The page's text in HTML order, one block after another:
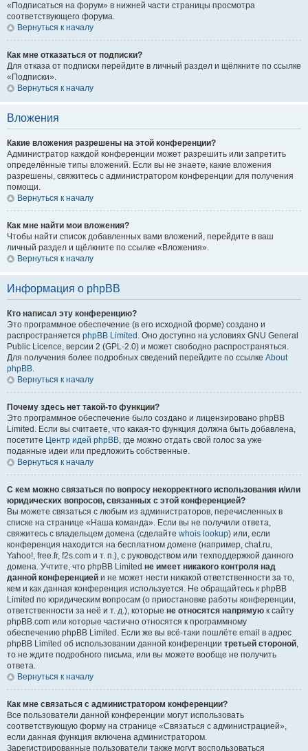
«Подписаться на форум» в нижней части страницы просмотра
соответствующего форума.
Вернуться к началу
Как мне отказаться от подписки?
Для отказа от подписки перейдите в личный раздел и щёлкните по ссылке
«Подписки».
Вернуться к началу
Вложения
Какие вложения разрешены на этой конференции?
Администратор каждой конференции может разрешить или запретить
определённые типы вложений. Если вы не знаете, какие вложения
разрешены, свяжитесь с администратором конференции для получения
помощи.
Вернуться к началу
Как мне найти мои вложения?
Чтобы найти список добавленных вами вложений, перейдите в ваш
личный раздел и щёлкните по ссылке «Вложения».
Вернуться к началу
Информация о phpBB
Кто написал эту конференцию?
Это программное обеспечение (в его исходной форме) создано и
распространяется phpBB Limited . Оно доступно на условиях GNU General
Public Licence, версии 2 (GPL-2.0) и может свободно распространяться.
Для получения более подробных сведений перейдите по ссылке About
phpBB.
Вернуться к началу
Почему здесь нет такой-то функции?
Это программное обеспечение было создано и лицензировано phpBB
Limited. Если вы считаете, что какая-то функция должна быть добавлена,
посетите Центр идей phpBB, где можно отдать свой голос за уже
поданные идеи или предложить собственные.
Вернуться к началу
С кем можно связаться по вопросу некорректного использования и/или
юридических вопросов, связанных с этой конференцией?
Вы можете связаться с любым из администраторов, перечисленных в
списке на странице «Наша команда». Если вы не получили ответа,
свяжитесь с владельцем домена (сделайте whois lookup) или, если
конференция находится на бесплатном домене (например, chat.ru,
Yahoo!, free.fr, f2s.com и т. п.), с руководством или техподдержкой данного
домена. Учтите, что phpBB Limited не имеет никакого контроля над
данной конференцией и не может нести никакой ответственности за то,
кем и как данная конференция используется. Не обращайтесь к phpBB
Limited по юридическим вопросам (о приостановке работы конференции,
ответственности за неё и т. д.), которые не относятся напрямую к сайту
phpBB.com или которые частично относятся к программному
обеспечению phpBB Limited. Если же вы всё-таки пошлёте email в адрес
phpBB Limited об использовании данной конференции третьей стороной,
то не ждите подробного письма, или вы можете вообще не получить
ответа.
Вернуться к началу
Как мне связаться с администратором конференции?
Все пользователи данной конференции могут использовать
соответствующую форму на странице «Связаться с администрацией»,
если данная функция включена администратором.
Зарегистрированные пользователи также могут воспользоваться